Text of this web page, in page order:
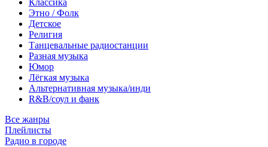
Классика
Этно / Фолк
Детское
Религия
Танцевальные радиостанции
Разная музыка
Юмор
Лёгкая музыка
Альтернативная музыка/инди
R&B/cоул и фанк
Все жанры
Плейлисты
Радио в городе